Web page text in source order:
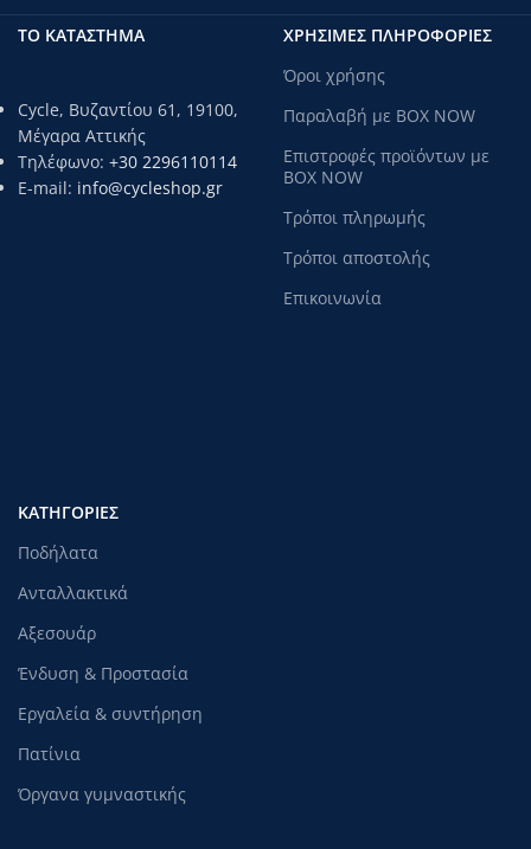
ΤΟ ΚΑΤΑΣΤΗΜΑ
Cycle, Βυζαντίου 61, 19100,
Μέγαρα Αττικής
Τηλέφωνο: +30 2296110114
E-mail: info@cycleshop.gr
ΧΡΗΣΙΜΕΣ ΠΛΗΡΟΦΟΡΙΕΣ
Όροι χρήσης
Παραλαβή με BOX NOW
Επιστροφές προϊόντων με
BOX NOW
Τρόποι πληρωμής
Τρόποι αποστολής
Επικοινωνία
ΚΑΤΗΓΟΡΊΕΣ
Ποδήλατα
Ανταλλακτικά
Αξεσουάρ
Ένδυση & Προστασία
Εργαλεία & συντήρηση
Πατίνια
Όργανα γυμναστικής